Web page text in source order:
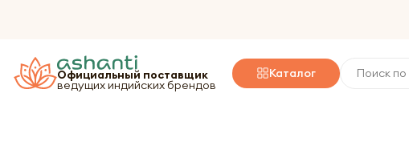
Официальный поставщик
ведущих индийских брендов
Каталог